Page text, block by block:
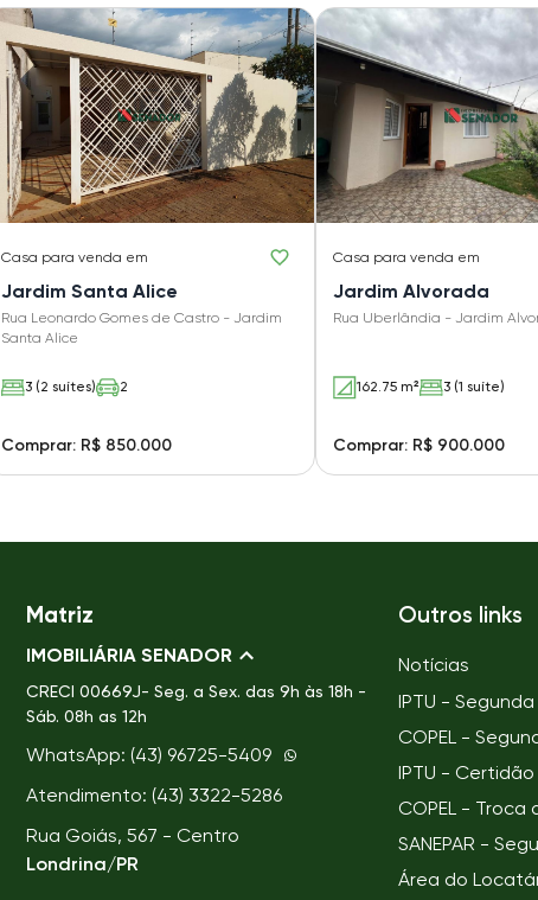
Casa para venda em
Jardim Santa Alice
Rua Leonardo Gomes de Castro - Jardim
Santa Alice
3 (2 suítes) 2
Comprar: R$ 850.000
Casa para venda em
Jardim Alvorada
Rua Uberlândia - Jardim
162.75 m² 3 (1 suíte)
Comprar: R$ 900.000
Matriz
IMOBILIÁRIA SENADOR
CRECI 00669J- Seg. a Sex. das 9h às 18h -
Sáb. 08h as 12h
WhatsApp: (43) 96725-5409
Atendimento: (43) 3322-5286
Rua Goiás, 567 - Centro
Londrina/PR
Outros links
Notícias
IPTU - Segunda
COPEL -
IPTU -
COPEL -
SANEPAR -
Área do